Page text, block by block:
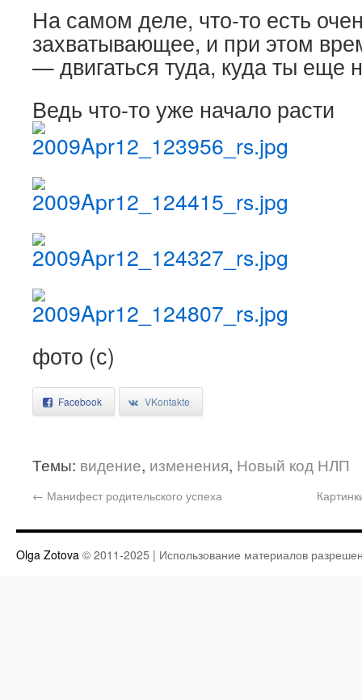
На самом деле, что-то есть
захватывающее, и при этом
— двигаться туда, куда ты еще
Ведь что-то уже начало расти
фото (с)
Facebook VKontakte
Темы: видение, изменения, Новый код НЛП
← Манифест родительского успеха
Olga Zotova © 2011-2025 | Использование материалов